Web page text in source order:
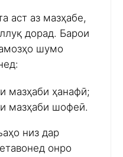
аст аз мазҳабе,
дорад. Барои
шумо
мазҳаби ҳанафӣ;
мазҳаби шофеӣ.
низ дар
онро